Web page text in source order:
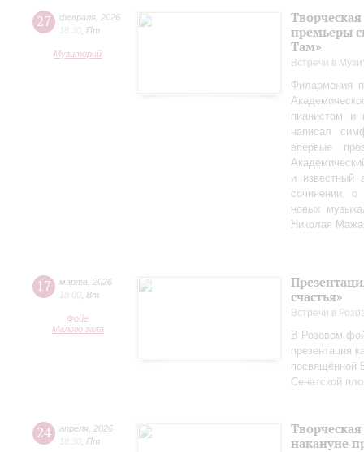
27 февраля 2026
18:30 Пт
Музиторий
премьеры
Там»
Встречи в
Филармония
пианистом и
написал
впервые
и известный
сочинении,
новых
Николая
17 марта
2026
18:00 Вт
Фойе
Малого зала
счастья»
Встречи в
В Розовом
презентация
посвящённой
Сенатской
24 апреля 2026
18:30 Пт
накануне